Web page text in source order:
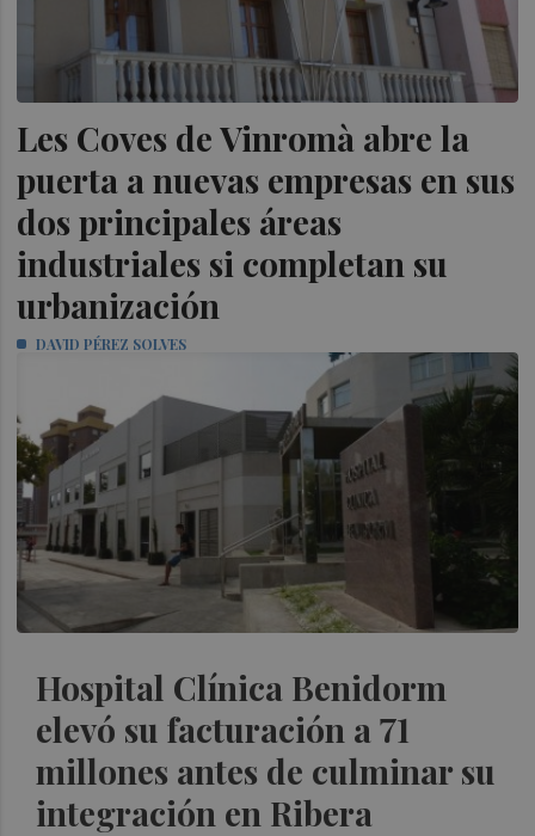
Les Coves de Vinromà abre la
puerta a nuevas empresas en sus
dos principales áreas
industriales si completan su
urbanización
DAVID PÉREZ SOLVES
Hospital Clínica Benidorm
elevó su facturación a 71
millones antes de culminar su
integración en Ribera